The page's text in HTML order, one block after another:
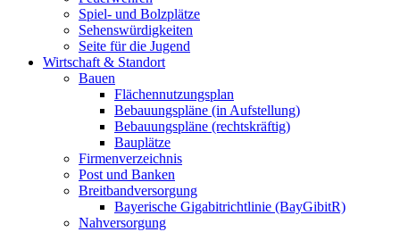
Spiel- und Bolzplätze
Sehenswürdigkeiten
Seite für die Jugend
Wirtschaft & Standort
Bauen
Flächennutzungsplan
Bebauungspläne (in Aufstellung)
Bebauungspläne (rechtskräftig)
Bauplätze
Firmenverzeichnis
Post und Banken
Breitbandversorgung
Bayerische Gigabitrichtlinie (BayGibitR)
Nahversorgung